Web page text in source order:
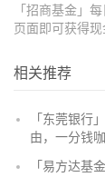
「招商基金」
页面即可获得现
相关推荐
「东莞银行
由，一分钱
「易方达基